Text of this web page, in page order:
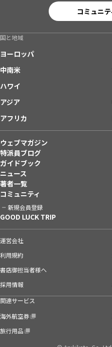
コミュニ
国と地域
ヨーロッパ
中南米
ハワイ
アジア
アフリカ
ウェブマガジン
特派員ブログ
ガイドブック
ニュース
著者一覧
コミュニティ
新規会員登録
GOOD LUCK TRIP
運営会社
利用規約
書店御担当者様へ
採用情報
関連サービス
海外航空券
旅行用品